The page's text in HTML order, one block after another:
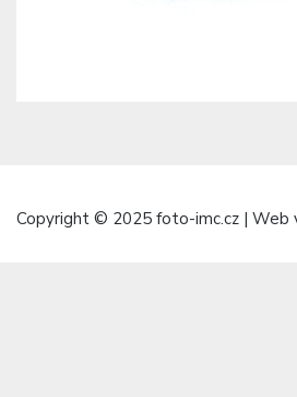
Copyright © 2025 foto-imc.cz | Web